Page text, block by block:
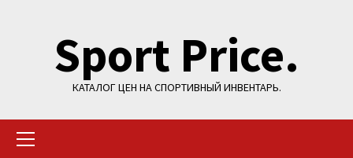
содержимомуSport Price.
КАТАЛОГ ЦЕН НА СПОРТИВНЫЙ ИНВЕНТАРЬ.
меню